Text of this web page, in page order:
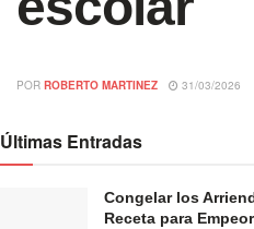
POR ROBERTO MARTINEZ 31/03/2026
Últimas Entradas
Congelar los
Receta para